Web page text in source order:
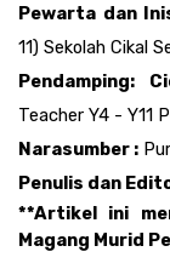
Pewarta dan
11) Sekolah Cikal
Pendamping:
Teacher Y4 - Y11
Narasumber :
Penulis dan
**Artikel ini
Magang Murid